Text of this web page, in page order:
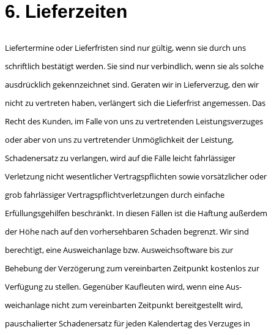
6. Lieferzeiten
Liefertermine oder Lieferfristen sind nur gültig, wenn sie durch uns
schriftlich bestätigt werden. Sie sind nur verbindlich, wenn sie als solche
ausdrücklich gekennzeichnet sind. Geraten wir in Liefer­verzug, den wir
nicht zu vertreten haben, verlängert sich die Lieferfrist angemessen. Das
Recht des Kunden, im Falle von uns zu vertretenden Leistungsverzuges
oder aber von uns zu vertreten­der Unmöglichkeit der Leistung,
Schadenersatz zu verlangen, wird auf die Fälle leicht fahrlässiger
Verletzung nicht wesentlicher Vertragspflichten sowie vorsätzlicher oder
grob fahrlässiger Ver­tragspflichtverletzungen durch einfache
Erfüllungsgehilfen beschränkt. In diesen Fällen ist die Haftung außerdem
der Höhe nach auf den vorhersehbaren Schaden begrenzt. Wir sind
berechtigt, eine Ausweichanlage bzw. Ausweichsoftware bis zur
Behebung der Verzögerung zum vereinbar­ten Zeitpunkt kostenlos zur
Verfügung zu stellen. Gegenüber Kaufleuten wird, wenn eine Aus­
weichanlage nicht zum vereinbarten Zeitpunkt bereitgestellt wird,
pauschalierter Schadenersatz für jeden Kalendertag des Verzuges in